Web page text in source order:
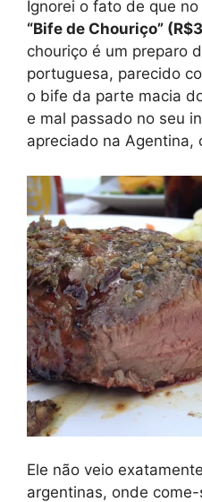
Ignorei o fato de que
“Bife de Chouriço”
chouriço é um preparo
portuguesa, parecido
o bife da parte macia
e mal passado no seu
apreciado na Agentina,
Ele não veio
argentinas, onde